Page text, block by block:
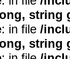
string
: in file /
string